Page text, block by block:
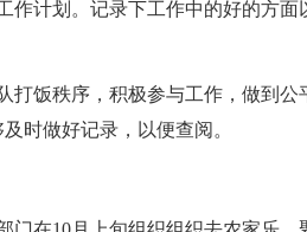
计划。记录下工作中的好的方面
饭秩序，积极参与工作，做到公
时做好记录，以便查阅。